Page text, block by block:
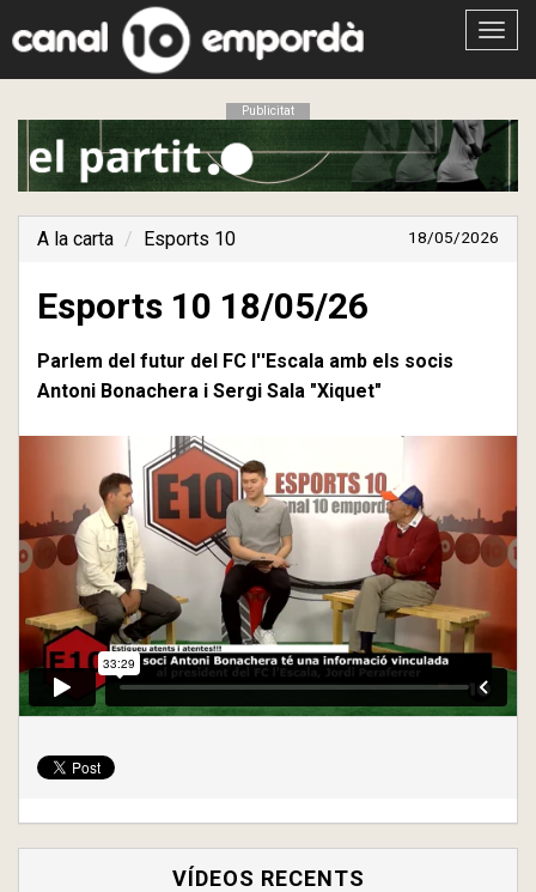
Obrir
Publicitat
A la carta Esports 10 18/05/2026
Esports 10 18/05/26
Parlem del futur del FC l''Escala amb els socis
Antoni Bonachera i Sergi Sala "Xiquet"
VÍDEOS RECENTS